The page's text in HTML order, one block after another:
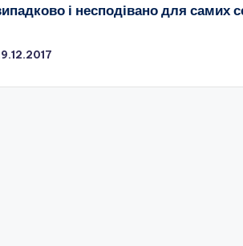
і несподівано для самих